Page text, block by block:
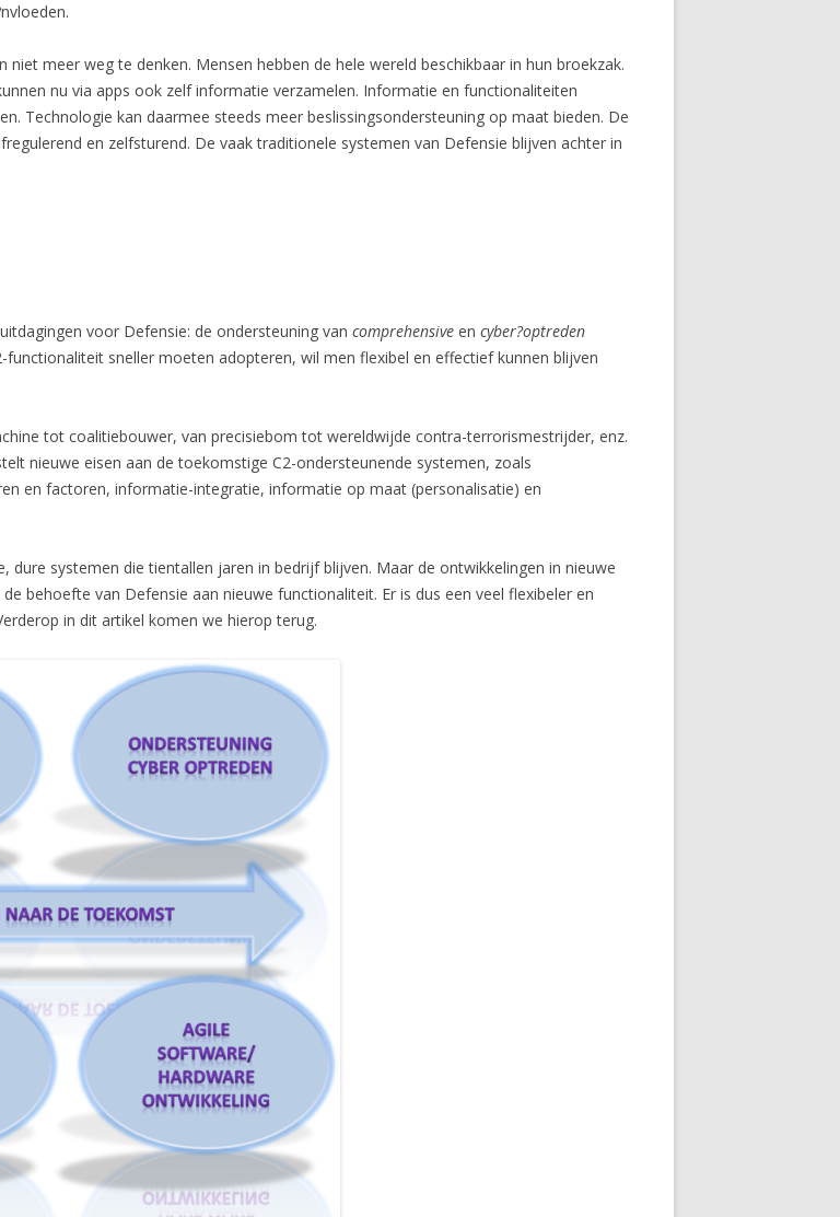
meer weg te denken. Mensen hebben de hele wereld beschikbaar in hun broekzak.
nu via apps ook zelf informatie verzamelen. Informatie en functionaliteiten
Technologie kan daarmee steeds meer beslissingsondersteuning op maat bieden. De
en zelfsturend. De vaak traditionele systemen van Defensie blijven achter in
voor Defensie: de ondersteuning van comprehensive en cyber?optreden
sneller moeten adopteren, wil men flexibel en effectief kunnen blijven
tot coalitiebouwer, van precisiebom tot wereldwijde contra-terrorismestrijder, enz.
nieuwe eisen aan de toekomstige C2-ondersteunende systemen, zoals
en factoren, informatie-integratie, informatie op maat (personalisatie) en
systemen die tientallen jaren in bedrijf blijven. Maar de ontwikkelingen in nieuwe
behoefte van Defensie aan nieuwe functionaliteit. Er is dus een veel flexibeler en
in dit artikel komen we hierop terug.